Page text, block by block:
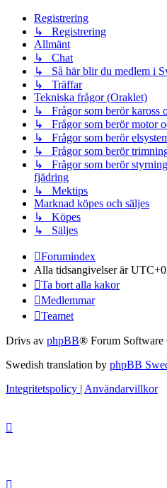
Registrering
↳ Registrering
Allmänt
↳ Chat
↳ Så här blir du medlem i
↳ Träffar
Tekniska frågor (Oraklet)
↳ Frågor som berör kaross
↳ Frågor som berör motor
↳ Frågor som berör
↳ Frågor som berör
↳ Frågor som berör
fjädring
↳ Mektips
Marknad köpes och säljes
↳ Köpes
↳ Säljes
Forumindex
Alla tidsangivelser är
Ta bort alla kakor
Medlemmar
Teamet
Drivs av phpBB® Forum
Swedish translation by phpBB
Integritetspolicy | Användarvillkor